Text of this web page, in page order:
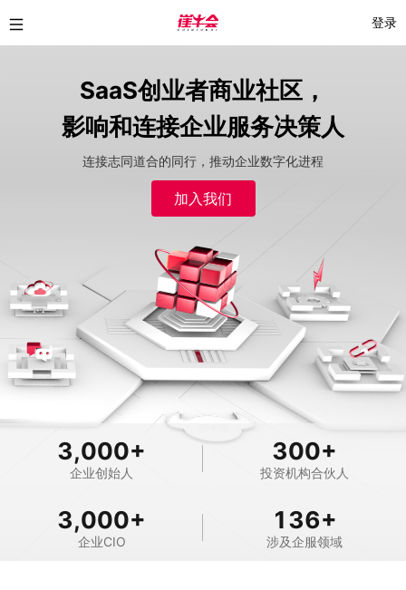
登录
SaaS创业者商业社区，
影响和连接企业服务决策人
连接志同道合的同行，推动企业数字化进程
加入我们
3,000+
企业创始人
300+
投资机构合伙人
3,000+
企业CIO
136+
涉及企服领域